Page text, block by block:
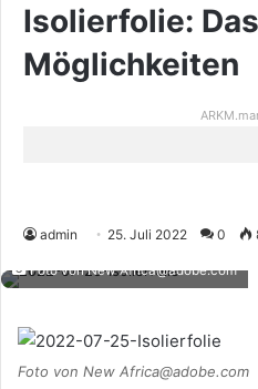
Isolierfolie:
Möglichkeiten
admin 25. Juli 2022 0
Foto von New Africa@adobe.com
Foto von New Africa@adobe.com